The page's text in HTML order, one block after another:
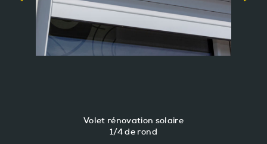
Volet rénovation solaire
1/4 de rond